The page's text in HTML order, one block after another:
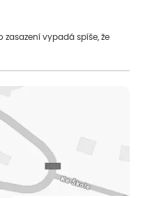
vypadá spíše, že